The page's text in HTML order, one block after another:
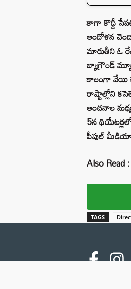
కాగా కొద్దీ
ఆందోళన
మారుతీని ఓ
బ్యాగ్రౌండ్
కాలంగా వేయి
రాష్టాల్లోని
అంచనాల
5న
పీపుల్‌ మీడియా
Also Read :
TAGS